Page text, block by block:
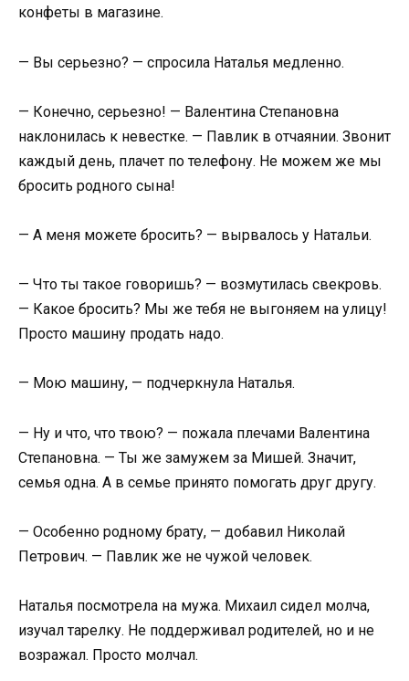
конфеты в магазине.
— Вы серьезно? — спросила Наталья медленно.
— Конечно, серьезно! — Валентина Степановна
наклонилась к невестке. — Павлик в отчаянии. Звонит
каждый день, плачет по телефону. Не можем же мы
бросить родного сына!
— А меня можете бросить? — вырвалось у Натальи.
— Что ты такое говоришь? — возмутилась свекровь.
— Какое бросить? Мы же тебя не выгоняем на улицу!
Просто машину продать надо.
— Мою машину, — подчеркнула Наталья.
— Ну и что, что твою? — пожала плечами Валентина
Степановна. — Ты же замужем за Мишей. Значит,
семья одна. А в семье принято помогать друг другу.
— Особенно родному брату, — добавил Николай
Петрович. — Павлик же не чужой человек.
Наталья посмотрела на мужа. Михаил сидел молча,
изучал тарелку. Не поддерживал родителей, но и не
возражал. Просто молчал.